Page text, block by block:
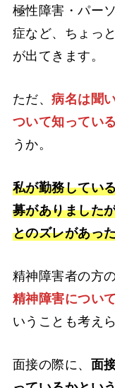
極性障害・パー
症など、ちょっ
が出てきます。
ただ、病名は聞
ついて知ってい
うか。
私が勤務してい
募がありました
とのズレがあっ
精神障害者の方
精神障害につい
いうことも考え
面接の際に、 面